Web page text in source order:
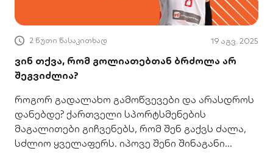
2 წუთი წასაკითხად 19 აგვ. 2025
ვინ თქვა, რომ გოლიათებთან ბრძოლა არ
შეგვიძლია?
როგორ გადალახო გამოწვევები და არასდროს
დანებდე? ქართველი სპორტსმენების
მაგალითები გიჩვენებს, რომ შენ გაქვს ძალა,
სძლიო ყველაფერს. იპოვე შენი შინაგანი